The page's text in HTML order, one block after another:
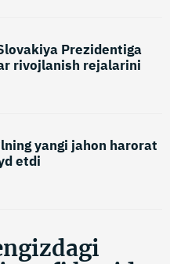
Prezidentiga
rivojlanish rejalarini
yangi jahon harorat
etdi